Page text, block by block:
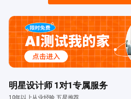
明星设计师 1对1专属服务
10年以上从业经验 五星推荐